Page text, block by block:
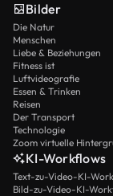
Bilder
Die Natur
Menschen
Liebe & Beziehungen
Fitness ist
Luftvideografie
Essen & Trinken
Reisen
Der Transport
Technologie
Zoom virtuelle
KI-Workflows
Text-zu-Video-KI-
Bild-zu-Video-KI-